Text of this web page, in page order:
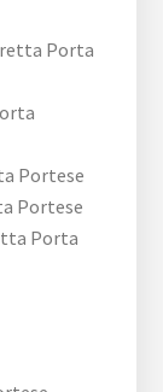
Porta
Portese
Portese
Porta